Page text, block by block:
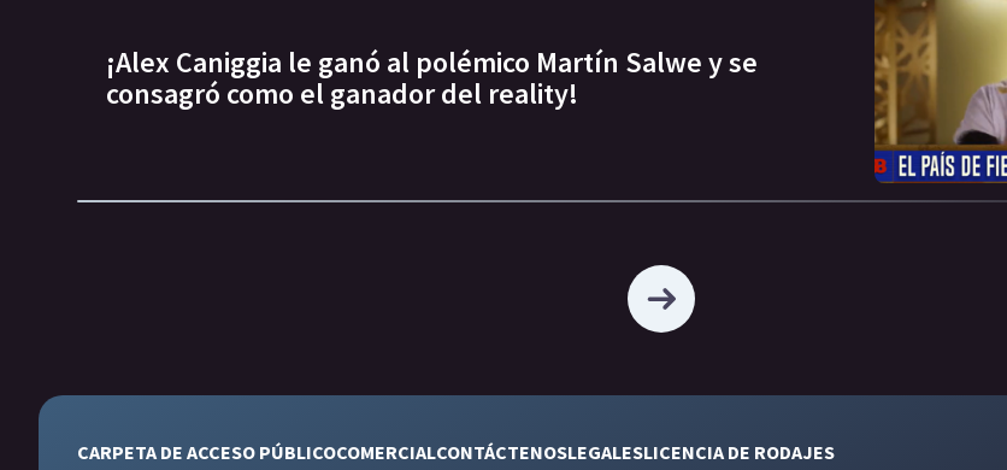
¡Alex Caniggia le ganó al polémico Martín Salwe y se
consagró como el ganador del reality!
CARPETA DE ACCESO PÚBLICOCOMERCIALCONTÁCTENOSLEGALESLICENCIA DE RODAJES